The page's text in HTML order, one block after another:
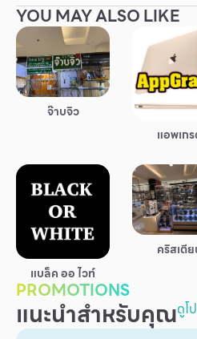
School
Service
Superstores
กิจกรรมและโปรโมชั่น
ข้อเสนอพิเศษ
สำหรับนักท่องเที่ยว
มีอะไรใหม่
แผนผังร้านค้า
บริการ
YOU MAY ALSO LIKE
จ๊าบจิว
แอพเก
แบล็ค ออ ไวท์
คริสเตี
PROMOTIONS
แนะนำสำหรับคุณดูโ